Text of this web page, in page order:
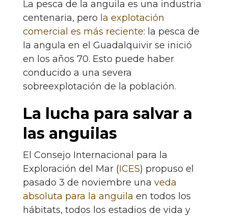
La pesca de la anguila es una industria
centenaria, pero la explotación
comercial es más reciente: la pesca de
la angula en el Guadalquivir se inició
en los años 70. Esto puede haber
conducido a una severa
sobreexplotación de la población.
La lucha para salvar a
las anguilas
El Consejo Internacional para la
Exploración del Mar (ICES) propuso el
pasado 3 de noviembre una veda
absoluta para la anguila en todos los
hábitats, todos los estadios de vida y